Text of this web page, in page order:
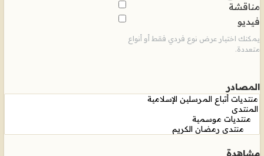
مناقشة
فيديو
يمكنك اختيار عرض نوع فردي فقط أو أنواع
متعددة.
المصادر
مشاهدة